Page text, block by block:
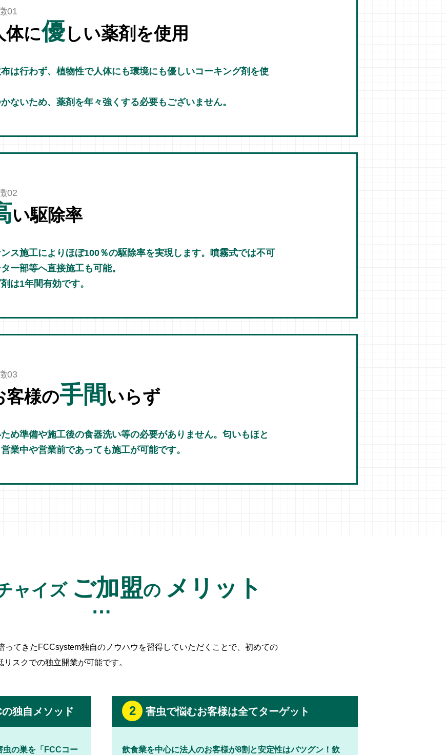
01
体に優しい薬剤を使用
は行わず、植物性で人体にも環境にも優しいコーキング剤を使
ないため、薬剤を年々強くする必要もございません。
02
い駆除率
ス施工によりほぼ100％の駆除率を実現します。噴霧式では不可
ー部等へ直接施工も可能。
は1年間有効です。
03
客様の手間 いらず
め準備や施工後の食器洗い等の必要がありません。匂いもほと
業中や営業前であっても施工が可能です。
ャイズ ご加盟の メリット
ってきたFCCsystem独自のノウハウを習得していただくことで、初めての
スクでの独立開業が可能です。
独自メソッド
虫の巣を「FCCコー
2 害虫で悩むお客様は全てターゲット
飲食業を中心に法人のお客様が8割と安定性はバツグン！飲